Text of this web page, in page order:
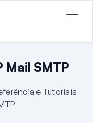
Mail SMTP
e Tutoriais